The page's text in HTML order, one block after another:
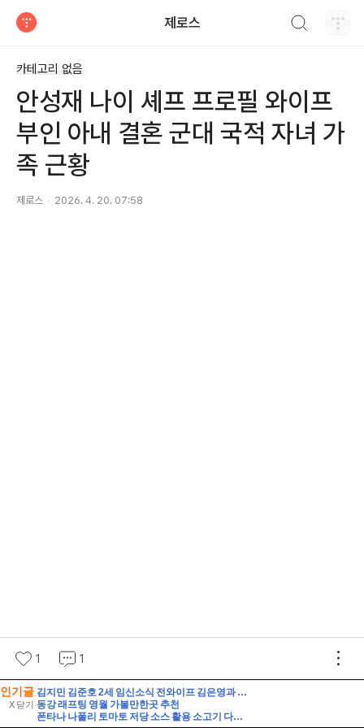
인기글
X 닫기
김지민 김준호 2세 임신소식 전와이프 김은영과 자녀는?
동강 래프팅 영월 가볼만한곳 추천
폰타나 나폴리 토마토 저당 소스 활용 소고기 다짐육 파스타 레시피 유기농 통밀면 삶는 시간 꿀팁